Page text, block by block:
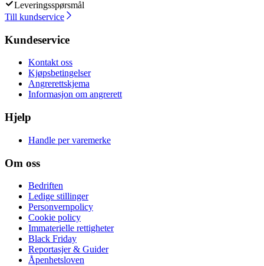
Leveringsspørsmål
Till kundservice
Kundeservice
Kontakt oss
Kjøpsbetingelser
Angrerettskjema
Informasjon om angrerett
Hjelp
Handle per varemerke
Om oss
Bedriften
Ledige stillinger
Personvernpolicy
Cookie policy
Immaterielle rettigheter
Black Friday
Reportasjer & Guider
Åpenhetsloven